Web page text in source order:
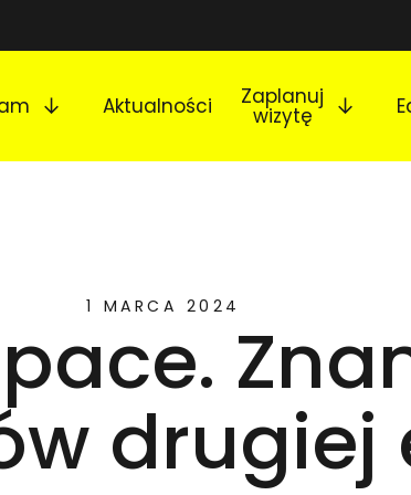
Aktualności Zaplanuj
wizytę
1 MARCA 2024
drugiej